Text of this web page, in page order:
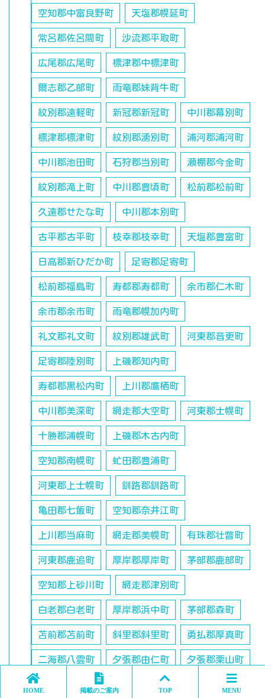
空知郡中富良野町 天塩郡幌延町
常呂郡佐呂間町 沙流郡平取町
広尾郡広尾町 標津郡中標津町
爾志郡乙部町 雨竜郡妹背牛町
紋別郡遠軽町 新冠郡新冠町 中川郡幕別町
標津郡標津町 紋別郡湧別町 浦河郡浦河町
中川郡池田町 石狩郡当別町 瀬棚郡今金町
紋別郡滝上町 中川郡豊頃町 松前郡松前町
久遠郡せたな町 中川郡本別町
古平郡古平町 枝幸郡枝幸町 天塩郡豊富町
日高郡新ひだか町 足寄郡足寄町
松前郡福島町 寿都郡寿都町 余市郡仁木町
余市郡余市町 雨竜郡幌加内町
礼文郡礼文町 紋別郡雄武町 河東郡音更町
足寄郡陸別町 上磯郡知内町
寿都郡黒松内町 上川郡鷹栖町
中川郡美深町 網走郡大空町 河東郡士幌町
十勝郡浦幌町 上磯郡木古内町
空知郡南幌町 虻田郡豊浦町
河東郡上士幌町 釧路郡釧路町
亀田郡七飯町 空知郡奈井江町
上川郡当麻町 網走郡美幌町 有珠郡壮瞥町
河東郡鹿追町 厚岸郡厚岸町 茅部郡鹿部町
空知郡上砂川町 網走郡津別町
白老郡白老町 厚岸郡浜中町 茅部郡森町
苫前郡苫前町 斜里郡斜里町 勇払郡厚真町
二海郡八雲町 夕張郡由仁町 夕張郡栗山町
夕張郡長沼町 上川郡東神楽町
HOME 掲載のご案内 TOP MENU